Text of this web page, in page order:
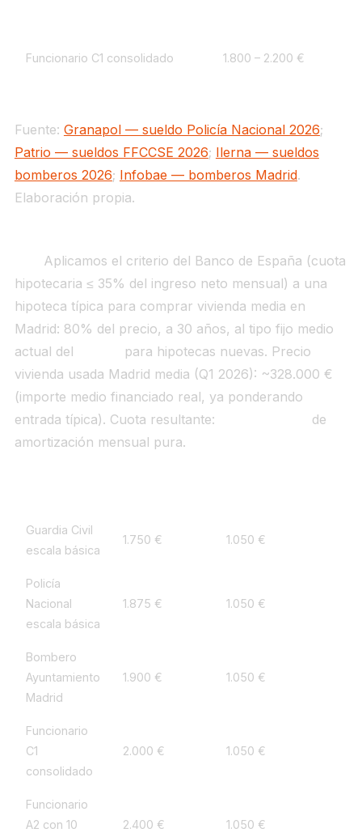
Funcionario C1 consolidado 1.800 – 2.200 €
Fuente: Granapol — sueldo Policía Nacional 2026;
Patrio — sueldos FFCCSE 2026; Ilerna — sueldos
bomberos 2026; Infobae — bomberos Madrid.
Elaboración propia.
Aplicamos el criterio del Banco de España (cuota
hipotecaria ≤ 35% del ingreso neto mensual) a una
hipoteca típica para comprar vivienda media en
Madrid: 80% del precio, a 30 años, al tipo fijo medio
actual del
para hipotecas nuevas. Precio
vivienda usada Madrid media (Q1 2026): ~328.000 €
(importe medio financiado real, ya ponderando
entrada típica). Cuota resultante:
de
amortización mensual pura.
Guardia Civil
escala básica
1.750 € 1.050 €
Policía
Nacional
escala básica
1.875 € 1.050 €
Bombero
Ayuntamiento
Madrid
1.900 € 1.050 €
Funcionario
C1
consolidado
2.000 € 1.050 €
Funcionario
A2 con 10
2.400 € 1.050 €